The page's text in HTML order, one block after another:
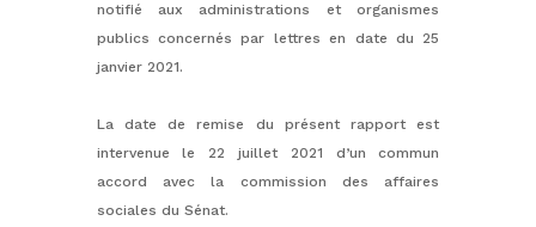
notifié aux administrations et organismes
publics concernés par lettres en date du 25
janvier 2021.
La date de remise du présent rapport est
intervenue le 22 juillet 2021 d’un commun
accord avec la commission des affaires
sociales du Sénat.